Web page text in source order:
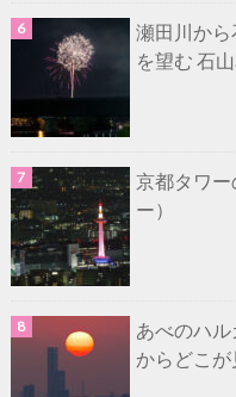
瀬田川か
を望む 石
京都タワ
ー）
あべのハル
からどこが